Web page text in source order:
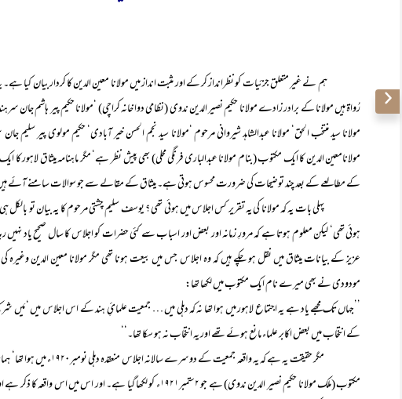
ہم نے غیر متعلق جزئیات کو نظرانداز کر کے اور مثبت انداز میں مولانا معین الدین کا کردار بیان کیا ہے۔
رُواۃ ہیں مولانا کے برادر زادے مولانا حکیم نصیر الدین ندوی (نظامی دوا خانہ کراچی) ‘مولانا حکیم پیر ہاشم جان
مولانا سید منتخب الحق‘ مولانا عبدالشاہد شیروانی مرحوم ‘مولانا سید نجم الحسن خیر آبادی‘ حکیم مولوی پیر
کے مطالعے کے بعد چند توضیحات کی ضرورت محسوس ہوتی ہے۔ میثاق کے مقالے سے جو سوالات سامنے آئے
ہوئی تھی‘ لیکن معلوم ہوتا ہے کہ مرورِ زمانہ اور بعض اور اسباب سے کئی حضرات کو اجلاس کا سال صحیح یاد نہیں
مودودی نے بھی میرے نام ایک مکتوب میں لکھا تھا:
’’جہاں تک مجھے یاد ہے یہ اجتماع لاہور میں ہوا تھا نہ کہ دہلی میں … جمعیت علمائِ ہند کے اس اجلاس میں ‘ مَیں
کے انتخاب میں بعض اکابر علماء مانع ہوئے تھے اور یہ انتخاب نہ ہو سکا تھا۔‘‘
مگر حقیقت یہ ہے کہ یہ واقعہ جمعیت